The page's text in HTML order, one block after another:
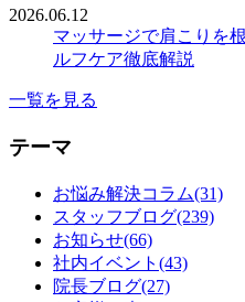
2026.06.12
マッサージで肩こりを
ルフケア徹底解説
一覧を見る
テーマ
お悩み解決コラム(31)
スタッフブログ(239)
お知らせ(66)
社内イベント(43)
院長ブログ(27)